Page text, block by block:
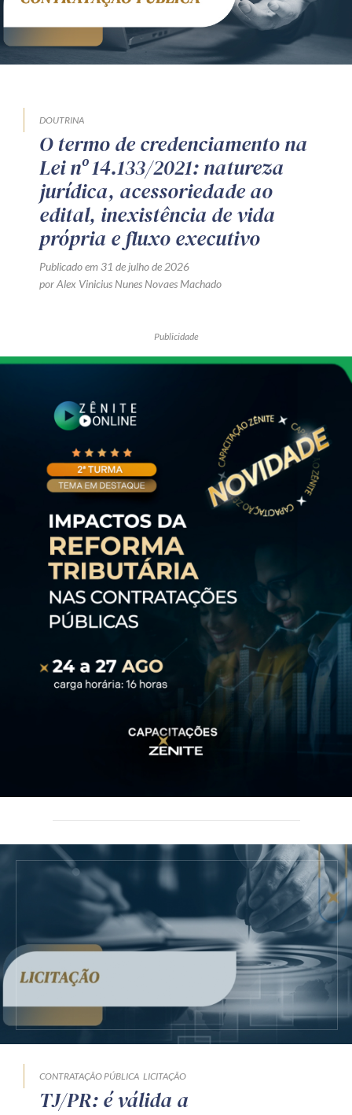
DOUTRINA
O termo de credenciamento na
Lei nº 14.133/2021: natureza
jurídica, acessoriedade ao
edital, inexistência de vida
própria e fluxo executivo
Publicado em 31 de julho de 2026
por Alex Vinicius Nunes Novaes Machado
Publicidade
CONTRATAÇÃO PÚBLICA LICITAÇÃO
TJ/PR: é válida a